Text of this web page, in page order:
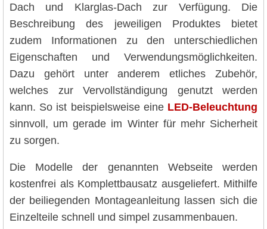
Dach und Klarglas-Dach zur Verfügung. Die
Beschreibung des jeweiligen Produktes bietet
zudem Informationen zu den unterschiedlichen
Eigenschaften und Verwendungsmöglichkeiten.
Dazu gehört unter anderem etliches Zubehör,
welches zur Vervollständigung genutzt werden
kann. So ist beispielsweise eine LED-Beleuchtung
sinnvoll, um gerade im Winter für mehr Sicherheit
zu sorgen.
Die Modelle der genannten Webseite werden
kostenfrei als Komplettbausatz ausgeliefert. Mithilfe
der beiliegenden Montageanleitung lassen sich die
Einzelteile schnell und simpel zusammenbauen.